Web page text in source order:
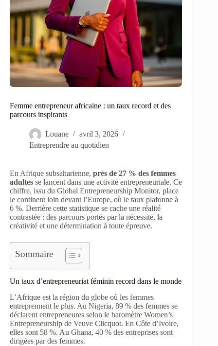
Femme entrepreneur africaine : un taux record et des
parcours inspirants
Louane
avril 3, 2026
Entreprendre au quotidien
En Afrique subsaharienne, près de 27 % des femmes
adultes se lancent dans une activité entrepreneuriale. Ce
chiffre, issu du Global Entrepreneurship Monitor, place
le continent loin devant l’Europe, où le taux plafonne à
6 %. Derrière cette statistique se cache une réalité
contrastée : des parcours portés par la nécessité, la
créativité et une détermination à toute épreuve.
Sommaire
Un taux d’entrepreneuriat féminin record dans le monde
L’Afrique est la région du globe où les femmes
entreprennent le plus. Au Nigeria, 89 % des femmes se
déclarent entrepreneures selon le baromètre Women’s
Entrepreneurship de Veuve Clicquot. En Côte d’Ivoire,
elles sont 58 %. Au Ghana, 40 % des entreprises sont
dirigées par des femmes.